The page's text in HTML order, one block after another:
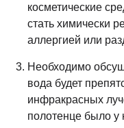
косметические
стать химически
аллергией или
Необходимо
вода будет
инфракрасных
полотенце было у